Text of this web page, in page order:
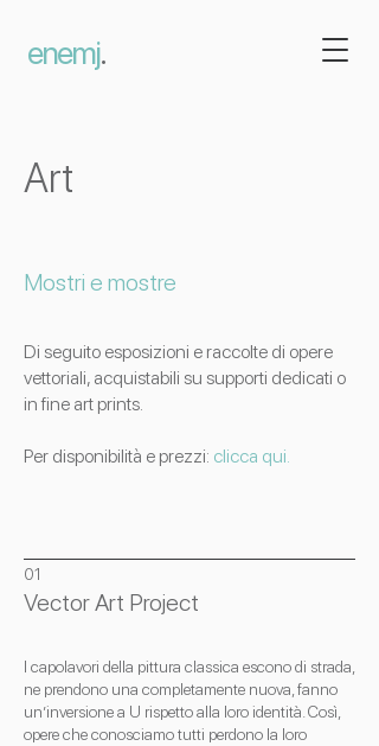
enemj.
Mostri e mostre
Di seguito esposizioni e raccolte di opere
vettoriali, acquistabili su supporti dedicati o
in fine art prints.
Per disponibilità e prezzi: clicca qui.
Art
01
Vector Art Project
I capolavori della pittura classica escono di strada,
ne prendono una completamente nuova, fanno
un’inversione a U rispetto alla loro identità. Così,
opere che conosciamo tutti perdono la loro